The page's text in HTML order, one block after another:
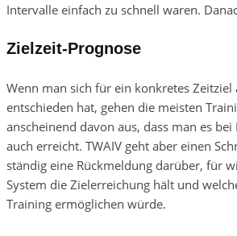
Intervalle einfach zu schnell waren.
Zielzeit-Prognose
Wenn man sich für ein konkretes Zeitziel
entschieden hat, gehen die meisten
anscheinend davon aus, dass man es bei
auch erreicht. TWAIV geht aber einen
ständig eine Rückmeldung darüber, für
System die Zielerreichung hält und
Training ermöglichen würde.